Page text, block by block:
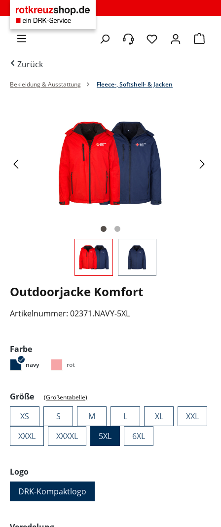
Zum Hauptinhalt springen
Du hast 0
Zurück
Bekleidung & Ausstattung Fleece-, Softshell- & Jacken
Outdoorjacke Komfort
Artikelnummer: 02371.NAVY-5XL
Farbeauswählen
navy rot
Größeauswählen
(Größentabelle)
XS S M L XL
XXL
XXXL
XXXXL 5XL 6XL
Logoauswählen
DRK-Kompaktlogo